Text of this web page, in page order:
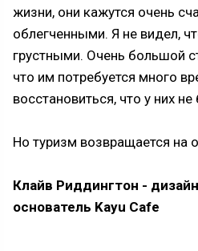
жизни, они кажутся очень
облегченными. Я не видел,
грустными. Очень большой
что им потребуется много
восстановиться, что у них
Но туризм возвращается на
Клайв Риддингтон -
основатель Kayu Cafe